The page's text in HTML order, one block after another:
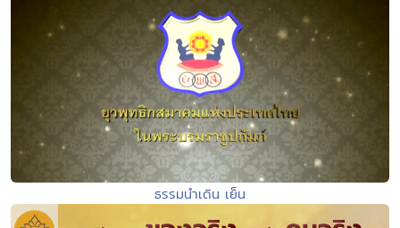
ธรรมนำเดิน เย็น